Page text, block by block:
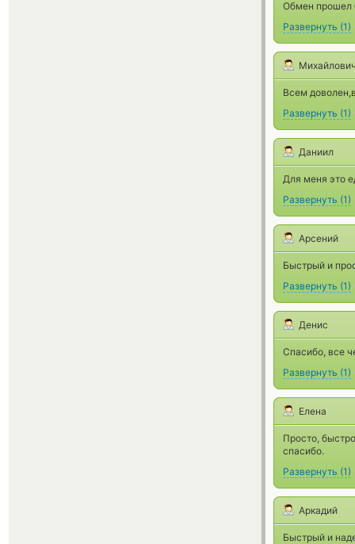
Обмен прошел
Развернуть (1)
Всем
Развернуть (1)
Даниил
Для меня это
Развернуть (1)
Арсений
Быстрый и
Развернуть (1)
Денис
Спасибо, все
Развернуть (1)
Елена
Просто,
спасибо.
Развернуть (1)
Аркадий
Быстрый и